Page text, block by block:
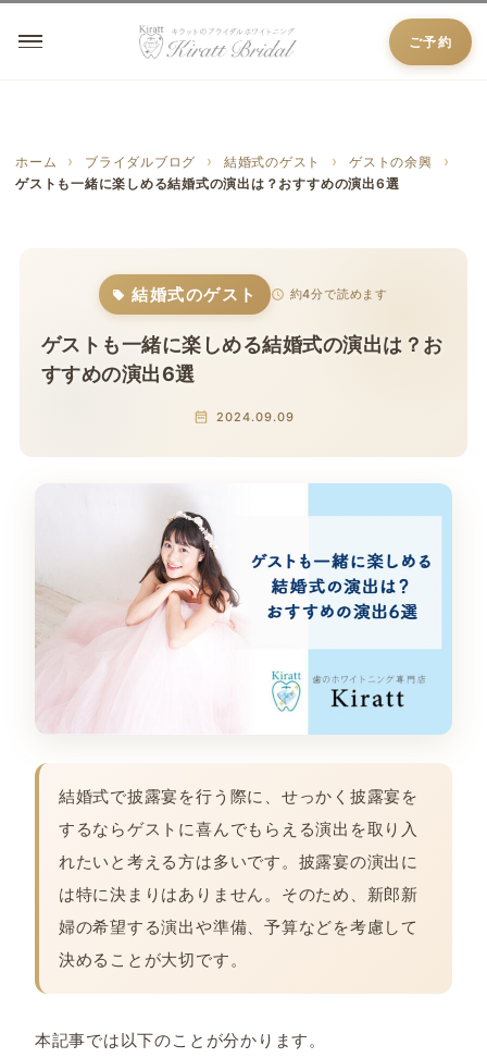
ご予約
ホーム ブライダルブログ 結婚式のゲスト
ゲストの余興
ゲストも一緒に楽しめる結婚式の演出は？おすすめの演出6選
結婚式のゲスト 約4分で読めます
ゲストも一緒に楽しめる結婚式の演出は？お
すすめの演出6選
2024.09.09
結婚式で披露宴を行う際に、せっかく披露宴を
するならゲストに喜んでもらえる演出を取り入
れたいと考える方は多いです。披露宴の演出に
は特に決まりはありません。そのため、新郎新
婦の希望する演出や準備、予算などを考慮して
決めることが大切です。
本記事では以下のことが分かります。